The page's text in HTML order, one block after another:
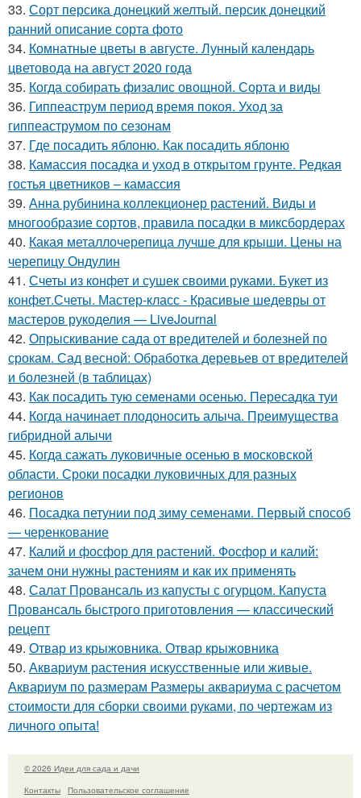
33. Сорт персика донецкий желтый. персик донецкий
ранний описание сорта фото
34. Комнатные цветы в августе. Лунный календарь
цветовода на август 2020 года
35. Когда собирать физалис овощной. Сорта и виды
36. Гиппеаструм период время покоя. Уход за
гиппеаструмом по сезонам
37. Где посадить яблоню. Как посадить яблоню
38. Камассия посадка и уход в открытом грунте. Редкая
гостья цветников – камассия
39. Анна рубинина коллекционер растений. Виды и
многообразие сортов, правила посадки в миксбордерах
40. Какая металлочерепица лучше для крыши. Цены на
черепицу Ондулин
41. Счеты из конфет и сушек своими руками. Букет из
конфет.Счеты. Мастер-класс - Красивые шедевры от
мастеров рукоделия — LiveJournal
42. Опрыскивание сада от вредителей и болезней по
срокам. Сад весной: Обработка деревьев от вредителей
и болезней (в таблицах)
43. Как посадить тую семенами осенью. Пересадка туи
44. Когда начинает плодоносить алыча. Преимущества
гибридной алычи
45. Когда сажать луковичные осенью в московской
области. Сроки посадки луковичных для разных
регионов
46. Посадка петунии под зиму семенами. Первый способ
— черенкование
47. Калий и фосфор для растений. Фосфор и калий:
зачем они нужны растениям и как их применять
48. Салат Провансаль из капусты с огурцом. Капуста
Провансаль быстрого приготовления — классический
рецепт
49. Отвар из крыжовника. Отвар крыжовника
50. Аквариум растения искусственные или живые.
Аквариум по размерам Размеры аквариума с расчетом
стоимости для сборки своими руками, по чертежам из
личного опыта!
© 2026 Идеи для сада и дачи
Контакты
Пользовательское соглашение